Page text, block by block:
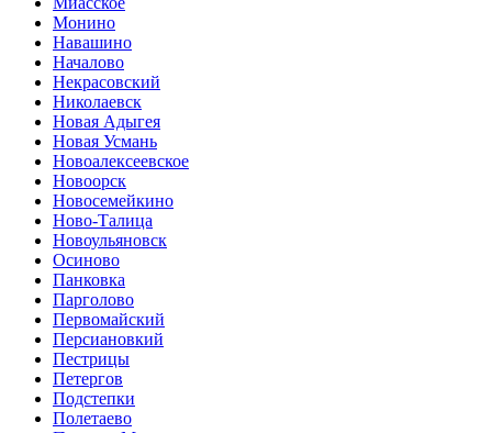
Монино
Навашино
Началово
Некрасовский
Николаевск
Новая Адыгея
Новая Усмань
Новоалексеевское
Новоорск
Новосемейкино
Ново-Талица
Новоульяновск
Осиново
Панковка
Парголово
Первомайский
Персиановкий
Пестрицы
Петергов
Подстепки
Полетаево